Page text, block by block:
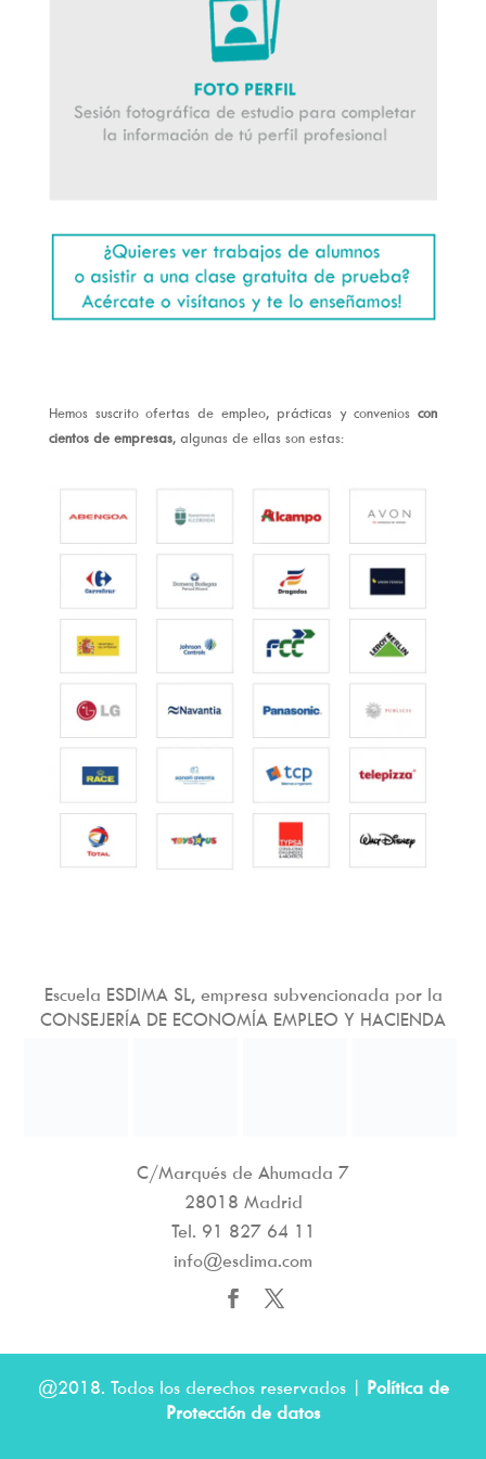
Hemos suscrito ofertas de empleo, prácticas y convenios con
cientos de empresas, algunas de ellas son estas:
Escuela ESDIMA SL, empresa subvencionada por la
CONSEJERÍA DE ECONOMÍA EMPLEO Y HACIENDA
C/Marqués de Ahumada 7
28018 Madrid
Tel. 91 827 64 11
info@esdima.com
@2018. Todos los derechos reservados | Política de
Protección de datos